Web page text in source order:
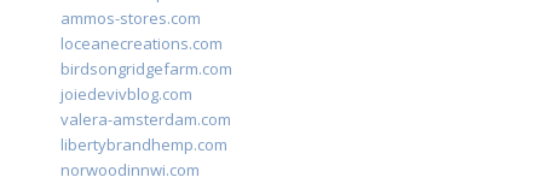
ammos-stores.com
loceanecreations.com
birdsongridgefarm.com
joiedevivblog.com
valera-amsterdam.com
libertybrandhemp.com
norwoodinnwi.com